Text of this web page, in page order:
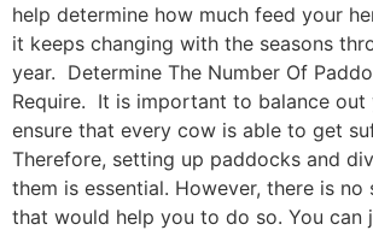
help determine how much feed your
it keeps changing with the seasons
year. Determine The Number Of
Require. It is important to balance out
ensure that every cow is able to get
Therefore, setting up paddocks and
them is essential. However, there is no
that would help you to do so. You can